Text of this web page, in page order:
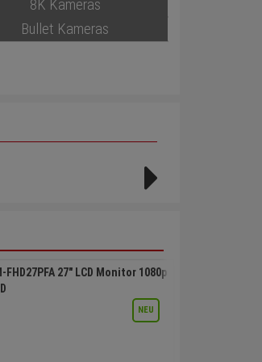
8K Kameras
Bullet Kameras
FHD27PFA 27" LCD Monitor 1080p
NEU